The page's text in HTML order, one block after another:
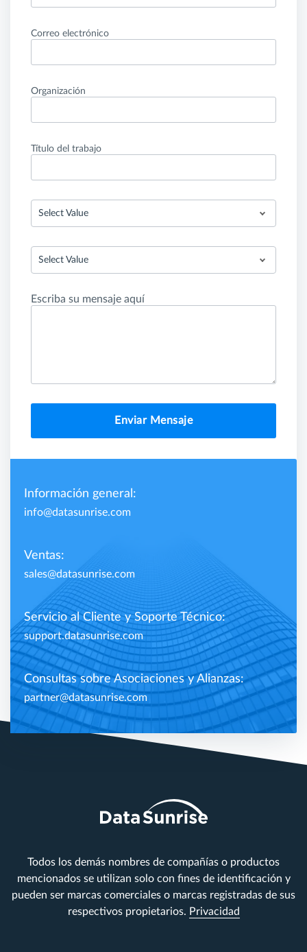
Correo electrónico
Organización
Título del trabajo
Select Value
Select Value
Escriba su mensaje aquí
Enviar Mensaje
Información general:
info@datasunrise.com
Ventas:
sales@datasunrise.com
Servicio al Cliente y Soporte Técnico:
support.datasunrise.com
Consultas sobre Asociaciones y Alianzas:
partner@datasunrise.com
Todos los demás nombres de compañías o productos
mencionados se utilizan solo con fines de identificación y
pueden ser marcas comerciales o marcas registradas de sus
respectivos propietarios. Privacidad